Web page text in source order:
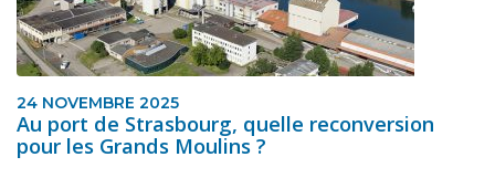
24 NOVEMBRE 2025
Au port de Strasbourg, quelle reconversion
pour les Grands Moulins ?